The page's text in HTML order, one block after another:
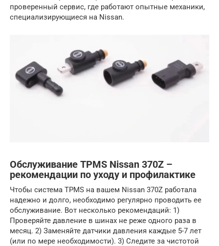
проверенный сервис, где работают опытные механики,
специализирующиеся на Nissan.
Обслуживание TPMS Nissan 370Z –
рекомендации по уходу и профилактике
Чтобы система TPMS на вашем Nissan 370Z работала
надежно и долго, необходимо регулярно проводить ее
обслуживание. Вот несколько рекомендаций: 1)
Проверяйте давление в шинах не реже одного раза в
месяц. 2) Заменяйте датчики давления каждые 5-7 лет
(или по мере необходимости). 3) Следите за чистотой